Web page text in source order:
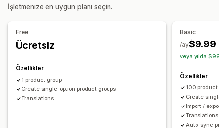
Varyasyonlar ekranı
Varyasyon ek ücretleri
Stokta olmayanları gizleme
Stoka eklendi ekranı
İşletmenize en uygun planı seçin.
Free
Ücretsiz
Özellikler
1 product group
Create single-option product groups
Translations
Basic
$9.99
/ay
veya yılda
Özellikler
100 product
Create
Import /
Translations
Auto-sync